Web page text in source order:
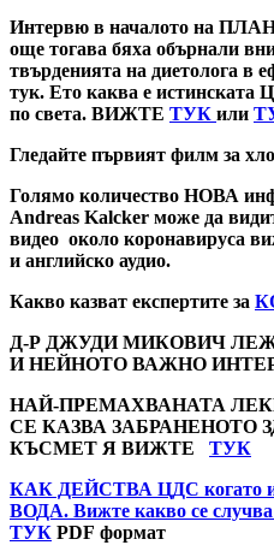
Интервю в началото на
още тогава бяха обърнали
твърденията на диетолога в
тук. Ето каква е истинската
по света. ВИЖТЕ ТУК или
Гледайте първият филм за
Голямо количество НОВА
Andreas Kalcker може да
видео около коронавируса
и английско аудио.
Какво казват експертите за
Д-Р ДЖУДИ МИКОВИЧ
И НЕЙНОТО ВАЖНО
НАЙ-ПРЕМАХВАНАТА
СЕ КАЗВА ЗАБРАНЕНОТО
КЪСМЕТ Я ВИЖТЕ ТУК
КАК ДЕЙСТВА ЦДС когато
ВОДА. Вижте какво се
ТУК PDF формат